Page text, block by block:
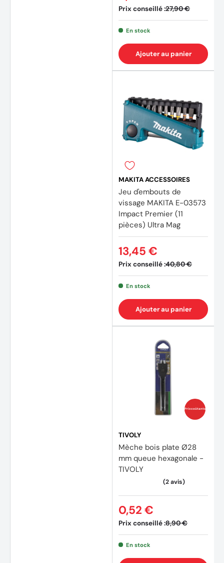
(1
Prix conseillé :27,90 €
En stock
Ajouter au panier
MAKITA ACCESSOIRES
Jeu d'embouts de
vissage MAKITA E-03573
Impact Premier (11
pièces) Ultra Mag
Prix conseillé :40,80 €
13,45 €
En stock
Ajouter au panier
Prix coûtants
TIVOLY
Mèche bois plate Ø28
mm queue hexagonale -
TIVOLY
Prix conseillé :8,90 €
0,52 €
En stock